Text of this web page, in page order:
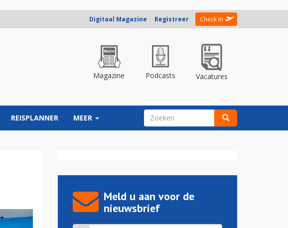
Digitaal Magazine Registreer Check in
Magazine Podcasts Vacatures
REISPLANNER MEER ZOEKVELD
Meld u aan voor de
nieuwsbrief